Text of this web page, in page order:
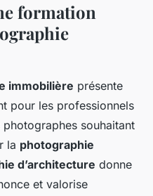
formation
immobilière présente
pour les professionnels
souhaitant
la photographie
d’architecture donne
et valorise